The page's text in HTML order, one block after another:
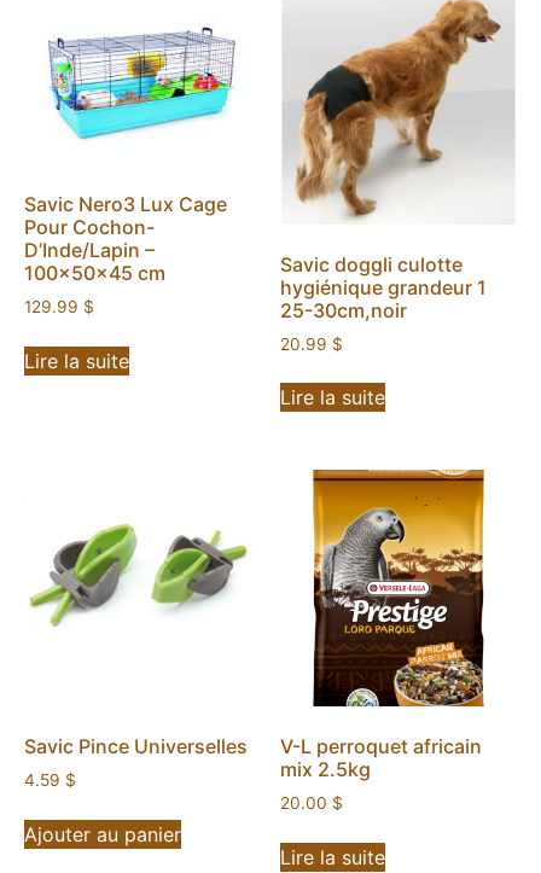
Savic Nero3 Lux Cage
Pour Cochon-
D’Inde/Lapin –
100x50x45 cm
129.99 $
Lire la suite
Savic doggli culotte
hygiénique grandeur 1
25-30cm,noir
20.99 $
Lire la suite
Savic Pince Universelles
4.59 $
Ajouter au panier
V-L perroquet africain
mix 2.5kg
20.00 $
Lire la suite